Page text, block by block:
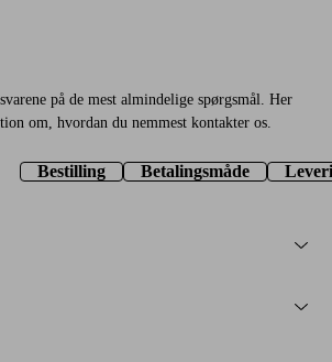
på de mest almindelige spørgsmål. Her
om, hvordan du nemmest kontakter os.
Bestilling Betalingsmåde